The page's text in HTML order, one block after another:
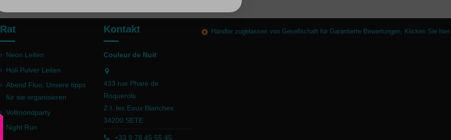
Rat
Neon Leiten
Holi Pulver Leiten
Abend Fluo, Unsere tipps
für sie organisieren
Vollmondparty
Night Run
Kontakt
Couleur de Nuit
433 rue Phare de
Roquerols
Z.I. les Eaux Blanches
34200 SETE
+33 9 78 45 55 45
Händler zugelassen von Gesellschaft für Garantierte Bewertungen, Klicken Sie hier.